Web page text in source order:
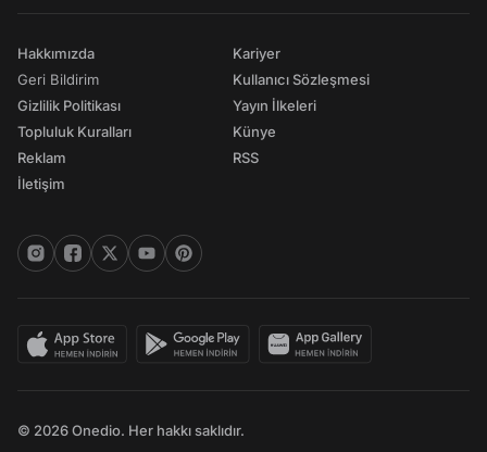
Hakkımızda
Geri Bildirim
Gizlilik Politikası
Topluluk Kuralları
Reklam
İletişim
Kariyer
Kullanıcı Sözleşmesi
Yayın İlkeleri
Künye
RSS
© 2026 Onedio. Her hakkı saklıdır.